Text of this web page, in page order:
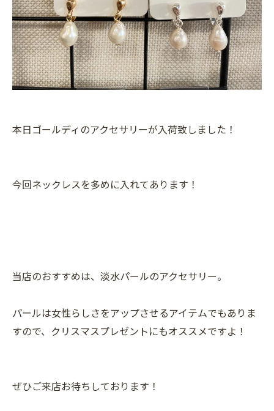
本日ゴールディのアクセサリーが入荷致しました！
今回ネックレスを多めに入れてあります！
当店のおすすめは、淡水パールのアクセサリー。
パールは女性らしさをアップさせるアイテムでもありま
すので、クリスマスプレゼントにもオススメですよ！
ぜひご来店お待ちしております！